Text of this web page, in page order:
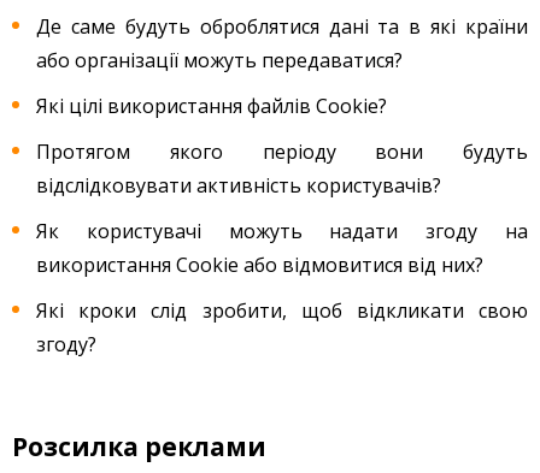
Де саме будуть оброблятися дані та в які країни
або організації можуть передаватися?
Які цілі використання файлів Cookie?
Протягом якого періоду вони будуть
відслідковувати активність користувачів?
Як користувачі можуть надати згоду на
використання Cookie або відмовитися від них?
Які кроки слід зробити, щоб відкликати свою
згоду?
Розсилка реклами